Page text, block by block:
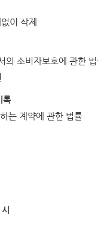
이 삭제
의 소비자보호에 관한
록
는 계약에 관한 법률